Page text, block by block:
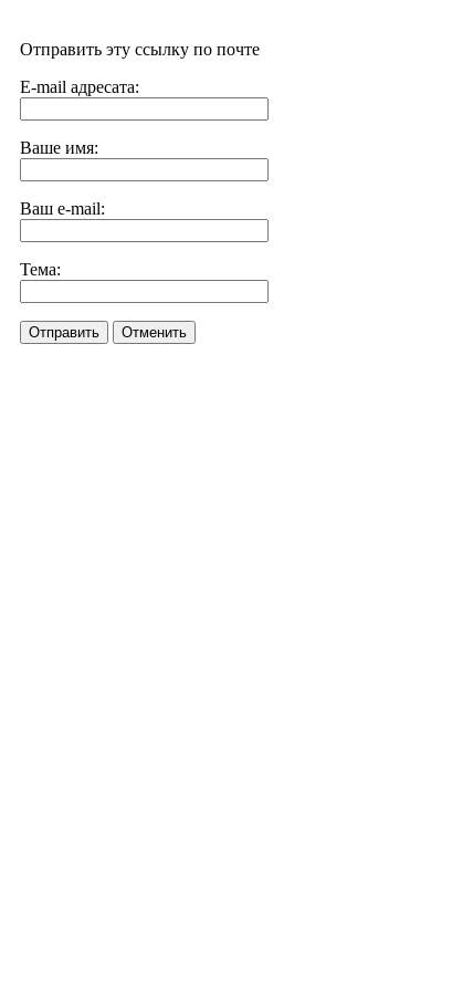
Отправить эту ссылку по почте
E-mail адресата:
Ваше имя:
Ваш e-mail:
Тема:
Отправить Отменить